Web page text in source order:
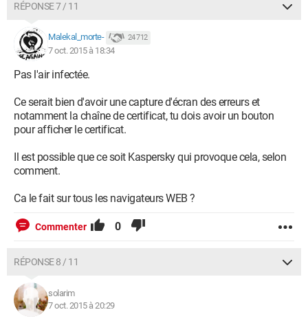
RÉPONSE 7 / 11
Malekal_morte- 24 712
7 oct. 2015 à 18:34
Pas l'air infectée.
Ce serait bien d'avoir une capture d'écran des erreurs et
notamment la chaîne de certificat, tu dois avoir un bouton
pour afficher le certificat.
Il est possible que ce soit Kaspersky qui provoque cela, selon
comment.
Ca le fait sur tous les navigateurs WEB ?
Commenter 0
RÉPONSE 8 / 11
solarim
7 oct. 2015 à 20:29